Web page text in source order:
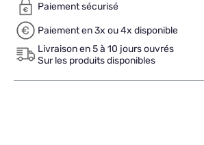
Paiement sécurisé
Paiement en 3x ou 4x disponible
Livraison en 5 à 10 jours ouvrés
Sur les produits disponibles